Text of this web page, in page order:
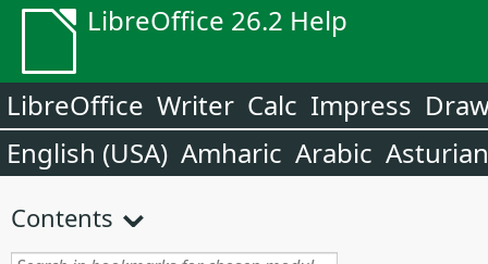
LibreOffice 26.2 Help
LibreOffice Writer Calc Impress
English (USA) Amharic Arabic Asturian
Contents